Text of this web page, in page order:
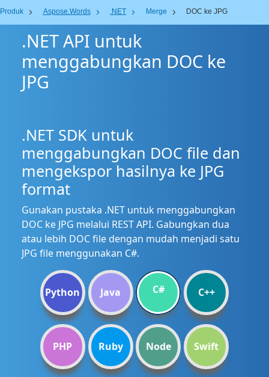
Produk Aspose.Words .NET Merge DOC ke JPG
.NET API untuk
menggabungkan DOC ke
JPG
.NET SDK untuk
menggabungkan DOC file dan
mengekspor hasilnya ke JPG
format
Gunakan pustaka .NET untuk menggabungkan
DOC ke JPG melalui REST API. Gabungkan dua
atau lebih DOC file dengan mudah menjadi satu
JPG file menggunakan C#.
Python Java C# C++
PHP Ruby Node Swift